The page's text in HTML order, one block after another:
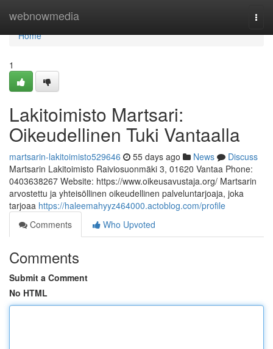
webnowmedia
Home
Home
1
Lakitoimisto Martsari:
Oikeudellinen Tuki Vantaalla
martsarin-lakitoimisto529646 55 days ago News
Discuss
Martsarin Lakitoimisto Raiviosuonmäki 3, 01620 Vantaa Phone:
0403638267 Website: https://www.oikeusavustaja.org/ Martsarin
arvostettu ja yhteisöllinen oikeudellinen palveluntarjoaja, joka
tarjoaa https://haleemahyyz464000.actoblog.com/profile
Comments
Who Upvoted
Comments
Submit a Comment
No HTML